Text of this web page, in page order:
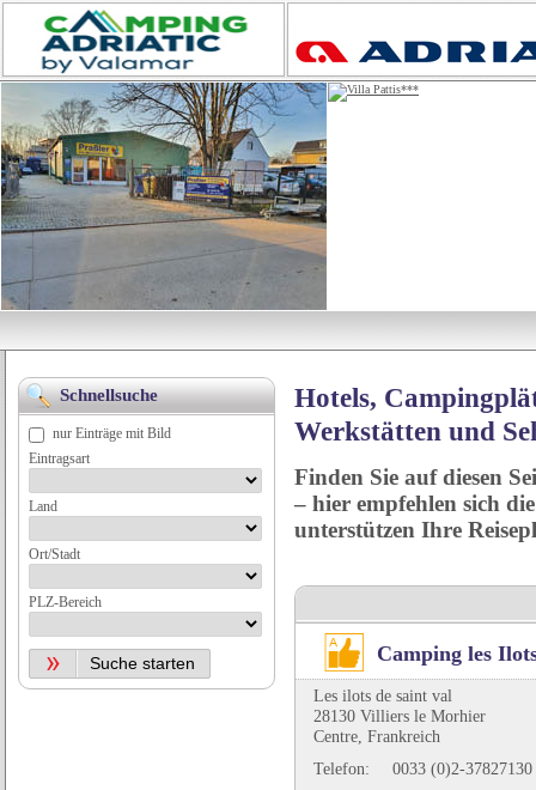
Hotels,
Werkstätten und
Finden Sie auf diesen
– hier empfehlen sich
unterstützen Ihre
Camping les
Les ilots de saint val
28130 Villiers le Morhier
Centre, Frankreich
Telefon:
0033 (0)2-37827130
Schnellsuche
nur Einträge mit Bild
Eintragsart
Land
Ort/Stadt
PLZ-Bereich